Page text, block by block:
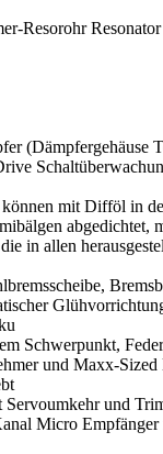
Resorohr Resonator
(Dämpfergehäuse
mit Difföl in
in allen
Schwerpunkt,
und Maxx-
und
Micro